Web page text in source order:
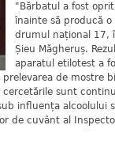
"Bărbatul a fost
înainte să producă
drumul național 17,
Șieu Măgheruș.
aparatul etilotest a
de mostre
sunt
influența alcoolului
de cuvânt al